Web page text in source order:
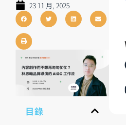
23 11 月, 2025
目錄